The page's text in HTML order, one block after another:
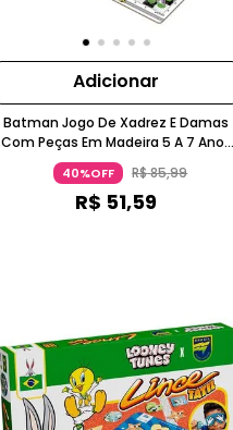
Adicionar
Batman Jogo De Xadrez E Damas
Com Peças Em Madeira 5 A 7 Anos
Xalingo
40%OFF R$85,99
R$ 51,59